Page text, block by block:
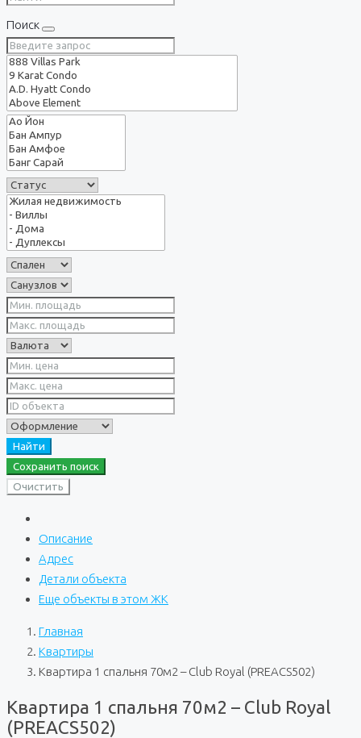
Поиск
Найти
Сохранить поиск
Очистить
Описание
Адрес
Детали объекта
Еще объекты в этом ЖК
Главная
Квартиры
Квартира 1 спальня 70м2 – Club Royal (PREACS502)
Квартира 1 спальня 70м2 – Club Royal
(PREACS502)